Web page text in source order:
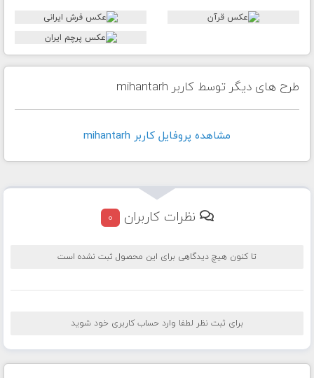
طرح های دیگر توسط کاربر mihantarh
مشاهده پروفايل کاربر mihantarh
نظرات کاربران 0
تا کنون هیچ دیدگاهی برای این محصول ثبت نشده است
برای ثبت نظر لطفا وارد حساب کاربری خود شوید